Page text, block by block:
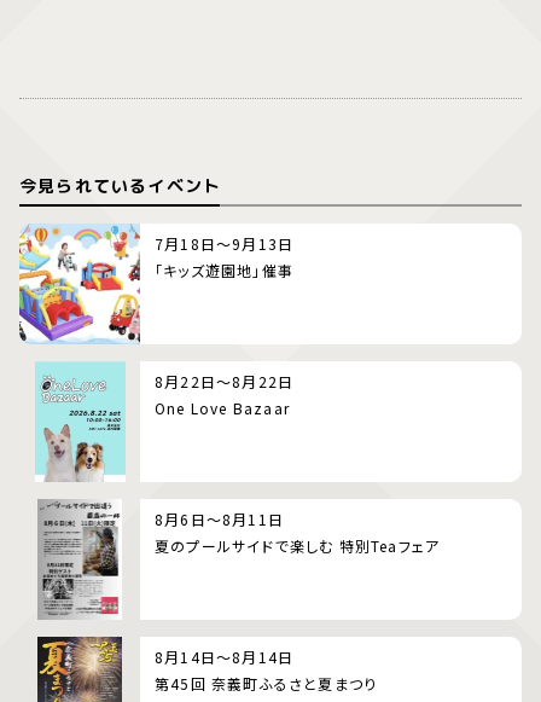
今見られているイベント
7月18日～9月13日
「キッズ遊園地」催事
8月22日～8月22日
One Love Bazaar
8月6日～8月11日
夏のプールサイドで楽しむ 特別Teaフェア
8月14日～8月14日
第45回 奈義町ふるさと夏まつり